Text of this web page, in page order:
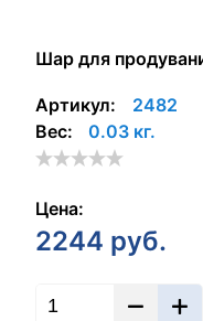
Шар для
Артикул:
2482
Вес:
0.03 кг.
Цена:
2244 руб.